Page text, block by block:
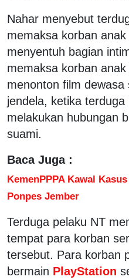
Nahar menyebut
memaksa korban
menyentuh bagian
memaksa korban
menonton film
jendela, ketika terduga
melakukan hubungan
suami.
Baca Juga :
KemenPPPA Kawal
Ponpes Jember
Terduga pelaku NT
tempat para korban
tersebut. Para korban
bermain PlayStation